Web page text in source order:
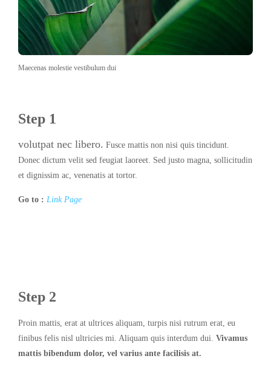
Maecenas molestie vestibulum dui
Step 1
volutpat nec libero. Fusce mattis non nisi quis tincidunt.
Donec dictum velit sed feugiat laoreet. Sed justo magna, sollicitudin
et dignissim ac, venenatis at tortor.
Go to : Link Page
Step 2
Proin mattis, erat at ultrices aliquam, turpis nisi rutrum erat, eu
finibus felis nisl ultricies mi. Aliquam quis interdum dui. Vivamus
mattis bibendum dolor, vel varius ante facilisis at.